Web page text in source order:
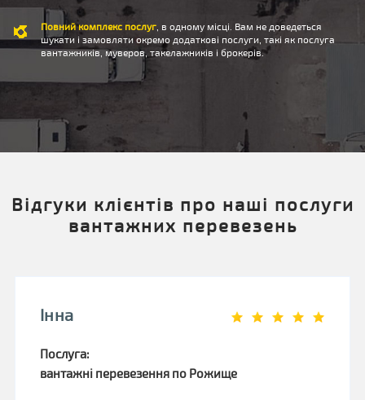
Повний комплекс послуг , в одному місці. Вам не доведеться
шукати і замовляти окремо додаткові послуги, такі як послуга
вантажників, муверов, такелажників і брокерів.
Відгуки клієнтів про наші послуги
вантажних перевезень
Інна
Послуга:
вантажні перевезення по Рожище